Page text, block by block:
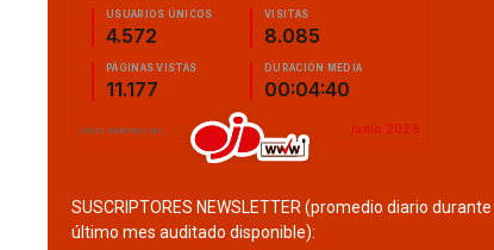
SUSCRIPTORES NEWSLETTER (promedio diario durante
último mes auditado disponible):